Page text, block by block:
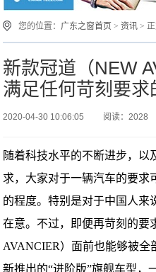
您的位置： 广东之窗首页 >资讯 >
新款冠道（NEW
满足任何苛刻要求
2020-04-30 10:06:05 阅读：2028
随着科技水平的不断进步，以
求，大家对于一辆汽车的要求
的程度。特别是对于中国人来
在意。不过，即便再苛刻的要
AVANCIER）面前也能够被全
新推出的“进阶版”旗舰车型，